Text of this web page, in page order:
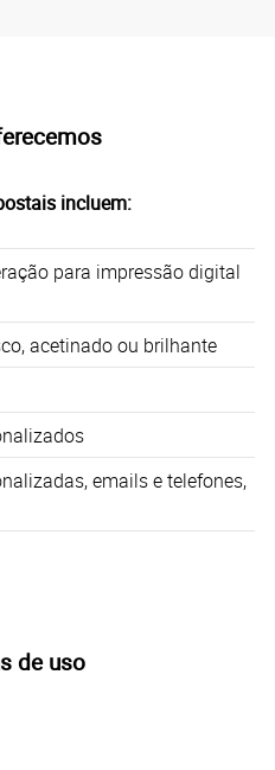
incluem:
para impressão digital
acetinado ou brilhante
emails e telefones,
de uso